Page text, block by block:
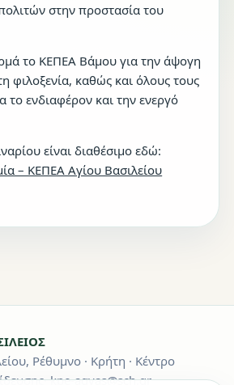
στην προστασία του
το ΚΕΠΕΑ Βάμου για την άψογη
φιλοξενία, καθώς και όλους τους
το ενδιαφέρον και την ενεργό
είναι διαθέσιμο εδώ:
– ΚΕΠΕΑ Αγίου Βασιλείου
Ρέθυμνο · Κρήτη · Κέντρο
kpe-agvas@sch.gr